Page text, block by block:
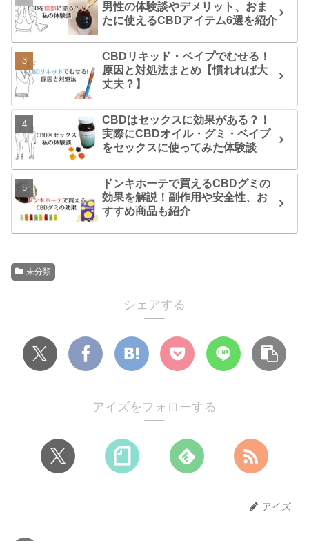
男性の体験談やデメリット、おま
たに使えるCBDアイテム6選を紹介
CBDリキッド・ベイプでむせる！
原因と対処法まとめ【慣れれば大
丈夫？】
CBDはセックスに効果がある？！
実際にCBDオイル・グミ・ベイプ
をセックスに使ってみた体験談
ドンキホーテで買えるCBDグミの
効果を解説！副作用や安全性、お
すすめ商品も紹介
未分類
シェアする
アイズをフォローする
アイズ